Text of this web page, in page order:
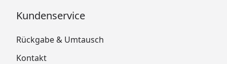
Kundenservice
Rückgabe & Umtausch
Kontakt